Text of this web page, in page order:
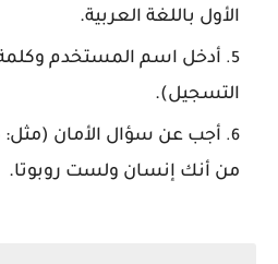
الأول باللغة العربية.
أدخل اسم المستخدم
التسجيل).
من أنك إنسان ولست روبوتا.